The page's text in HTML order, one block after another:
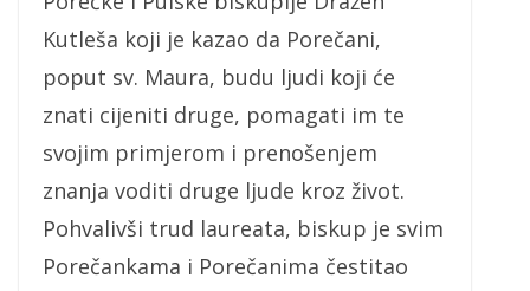
Kutleša koji je kazao da Porečani,
poput sv. Maura, budu ljudi koji će
znati cijeniti druge, pomagati im te
svojim primjerom i prenošenjem
znanja voditi druge ljude kroz život.
Pohvalivši trud laureata, biskup je svim
Porečankama i Porečanima čestitao